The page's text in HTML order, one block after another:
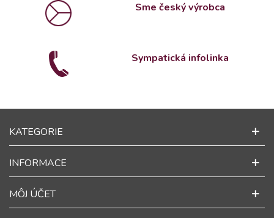
Sme český výrobca
Sympatická infolinka
KATEGORIE
INFORMACE
MÔJ ÚČET